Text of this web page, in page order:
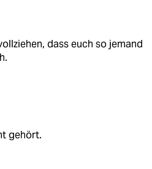
dass euch so jemand
gehört.